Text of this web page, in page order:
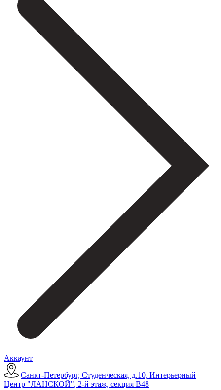
Аккаунт
Санкт-Петербург, Студенческая, д.10, Интерьерный
Центр "ЛАНСКОЙ", 2-й этаж, секция В48